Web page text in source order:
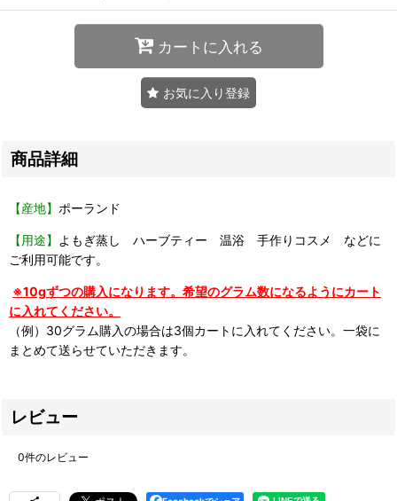
カートに入れる
お気に入り登録
商品詳細
【産地】 ポーランド
【用途】
よもぎ蒸し ハーブティー 温浴 手作りコスメ などに
ご利用可能です。
※10gずつの購入になります。希望のグラム数になるようにカート
に入れてください。
（例）30グラム購入の場合は3個カートに入れてください。一袋に
まとめて送らせていただきます。
レビュー
0件のレビュー